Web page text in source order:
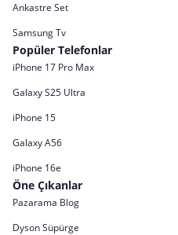
Ankastre Set
Samsung Tv
Popüler Telefonlar
iPhone 17 Pro Max
Galaxy S25 Ultra
iPhone 15
Galaxy A56
iPhone 16e
Öne Çıkanlar
Pazarama Blog
Dyson Süpürge